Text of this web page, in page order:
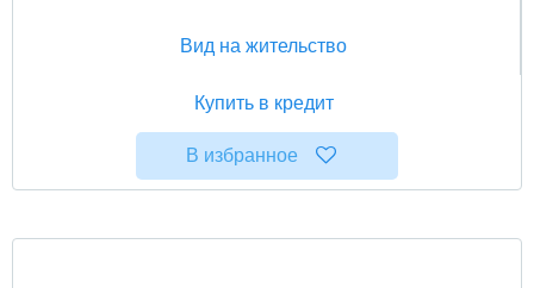
Вид на жительство
Купить в кредит
В избранное